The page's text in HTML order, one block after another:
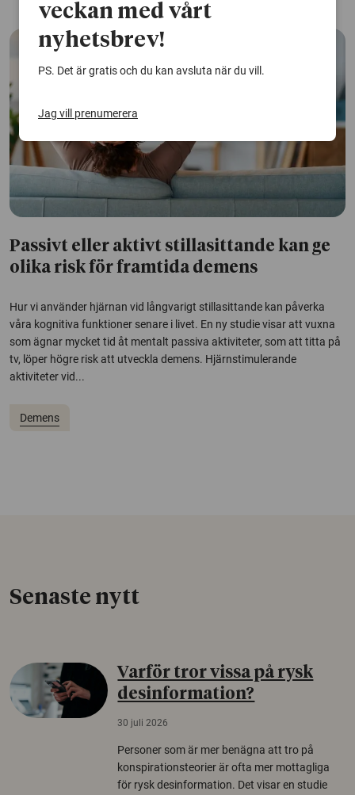
Passivt eller aktivt stillasittande kan ge
olika risk för framtida demens
Hur vi använder hjärnan vid långvarigt stillasittande kan påverka
våra kognitiva funktioner senare i livet. En ny studie visar att vuxna
som ägnar mycket tid åt mentalt passiva aktiviteter, som att titta på
tv, löper högre risk att utveckla demens. Hjärnstimulerande
aktiviteter vid...
Demens
Senaste nytt
Varför tror vissa på rysk
desinformation?
30 juli 2026
Personer som är mer benägna att tro på
konspirationsteorier är ofta mer mottagliga
för rysk desinformation. Det visar en studie
veckan med vårt
nyhetsbrev!
PS. Det är gratis och du kan avsluta när du vill.
Jag vill prenumerera